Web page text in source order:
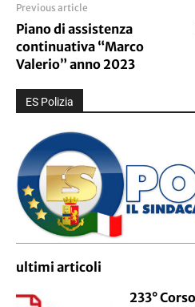
Previous article
Piano di assistenza
continuativa “Marco
Valerio” anno 2023
ES Polizia
ultimi articoli
233°